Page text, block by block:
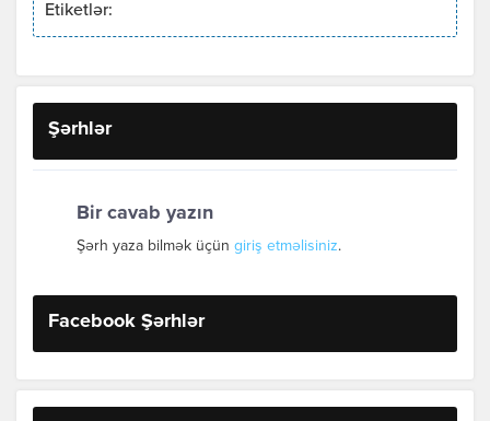
Etiketlər:
Şərhlər
Bir cavab yazın
Şərh yaza bilmək üçün giriş etməlisiniz.
Facebook Şərhlər